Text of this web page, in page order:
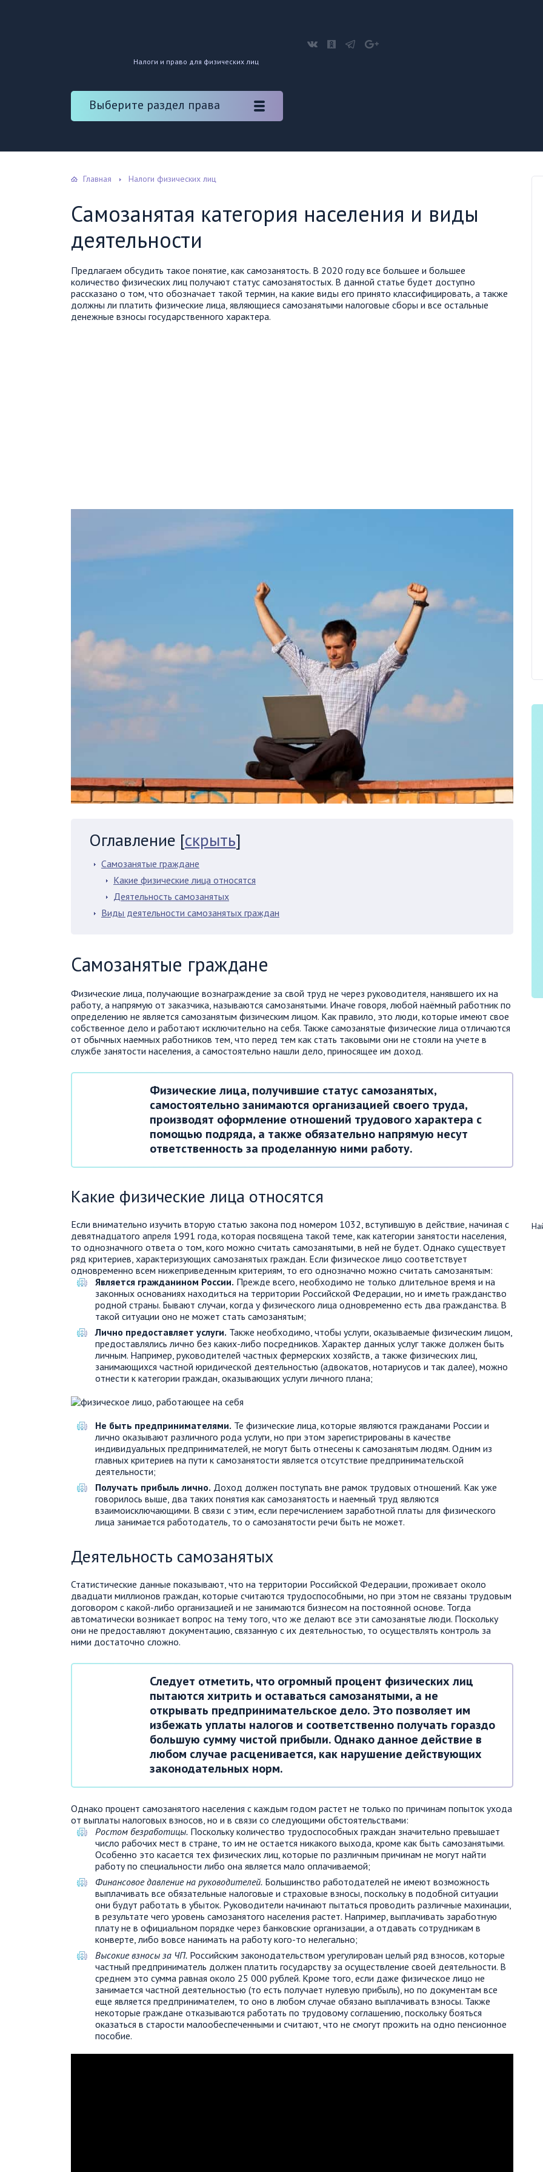
Налоги и право для физических лиц
Выберите раздел права
Главная Налоги физических лиц
Самозанятая категория населения и виды
деятельности
Предлагаем обсудить такое понятие, как самозанятость. В 2020 году все большее и большее
количество физических лиц получают статус самозанятостых. В данной статье будет доступно
рассказано о том, что обозначает такой термин, на какие виды его принято классифицировать, а также
должны ли платить физические лица, являющиеся самозанятыми налоговые сборы и все остальные
денежные взносы государственного характера.
Оглавление [скрыть]
Самозанятые граждане
Какие физические лица относятся
Деятельность самозанятых
Виды деятельности самозанятых граждан
Самозанятые граждане
Физические лица, получающие вознаграждение за свой труд не через руководителя, нанявшего их на
работу, а напрямую от заказчика, называются самозанятыми. Иначе говоря, любой наёмный работник по
определению не является самозанятым физическим лицом. Как правило, это люди, которые имеют свое
собственное дело и работают исключительно на себя. Также самозанятые физические лица отличаются
от обычных наемных работников тем, что перед тем как стать таковыми они не стояли на учете в
службе занятости населения, а самостоятельно нашли дело, приносящее им доход.
Физические лица, получившие статус самозанятых,
самостоятельно занимаются организацией своего труда,
производят оформление отношений трудового характера с
помощью подряда, а также обязательно напрямую несут
ответственность за проделанную ними работу.
Какие физические лица относятся
Если внимательно изучить вторую статью закона под номером 1032, вступившую в действие, начиная с
девятнадцатого апреля 1991 года, которая посвящена такой теме, как категории занятости населения,
то однозначного ответа о том, кого можно считать самозанятыми, в ней не будет. Однако существует
ряд критериев, характеризующих самозанятых граждан. Если физическое лицо соответствует
одновременно всем нижеприведенным критериям, то его однозначно можно считать самозанятым:
Является гражданином России. Прежде всего, необходимо не только длительное время и на
законных основаниях находиться на территории Российской Федерации, но и иметь гражданство
родной страны. Бывают случаи, когда у физического лица одновременно есть два гражданства. В
такой ситуации оно не может стать самозанятым;
Лично предоставляет услуги. Также необходимо, чтобы услуги, оказываемые физическим лицом,
предоставлялись лично без каких-либо посредников. Характер данных услуг также должен быть
личным. Например, руководителей частных фермерских хозяйств, а также физических лиц,
занимающихся частной юридической деятельностью (адвокатов, нотариусов и так далее), можно
отнести к категории граждан, оказывающих услуги личного плана;
Не быть предпринимателями. Те физические лица, которые являются гражданами России и
лично оказывают различного рода услуги, но при этом зарегистрированы в качестве
индивидуальных предпринимателей, не могут быть отнесены к самозанятым людям. Одним из
главных критериев на пути к самозанятости является отсутствие предпринимательской
деятельности;
Получать прибыль лично. Доход должен поступать вне рамок трудовых отношений. Как уже
говорилось выше, два таких понятия как самозанятость и наемный труд являются
взаимоисключающими. В связи с этим, если перечислением заработной платы для физического
лица занимается работодатель, то о самозанятости речи быть не может.
Деятельность самозанятых
Статистические данные показывают, что на территории Российской Федерации, проживает около
двадцати миллионов граждан, которые считаются трудоспособными, но при этом не связаны трудовым
договором с какой-либо организацией и не занимаются бизнесом на постоянной основе. Тогда
автоматически возникает вопрос на тему того, что же делают все эти самозанятые люди. Поскольку
они не предоставляют документацию, связанную с их деятельностью, то осуществлять контроль за
ними достаточно сложно.
Следует отметить, что огромный процент физических лиц
пытаются хитрить и оставаться самозанятыми, а не
открывать предпринимательское дело. Это позволяет им
избежать уплаты налогов и соответственно получать гораздо
большую сумму чистой прибыли. Однако данное действие в
любом случае расценивается, как нарушение действующих
законодательных норм.
Однако процент самозанятого населения с каждым годом растет не только по причинам попыток ухода
от выплаты налоговых взносов, но и в связи со следующими обстоятельствами:
Ростом безработицы. Поскольку количество трудоспособных граждан значительно превышает
число рабочих мест в стране, то им не остается никакого выхода, кроме как быть самозанятыми.
Особенно это касается тех физических лиц, которые по различным причинам не могут найти
работу по специальности либо она является мало оплачиваемой;
Финансовое давление на руководителей. Большинство работодателей не имеют возможность
выплачивать все обязательные налоговые и страховые взносы, поскольку в подобной ситуации
они будут работать в убыток. Руководители начинают пытаться проводить различные махинации,
в результате чего уровень самозанятого населения растет. Например, выплачивать заработную
плату не в официальном порядке через банковские организации, а отдавать сотрудникам в
конверте, либо вовсе нанимать на работу кого-то нелегально;
Высокие взносы за ЧП. Российским законодательством урегулирован целый ряд взносов, которые
частный предприниматель должен платить государству за осуществление своей деятельности. В
среднем это сумма равная около 25 000 рублей. Кроме того, если даже физическое лицо не
занимается частной деятельностью (то есть получает нулевую прибыль), но по документам все
еще является предпринимателем, то оно в любом случае обязано выплачивать взносы. Также
некоторые граждане отказываются работать по трудовому соглашению, поскольку бояться
оказаться в старости малообеспеченными и считают, что не смогут прожить на одно пенсионное
пособие.